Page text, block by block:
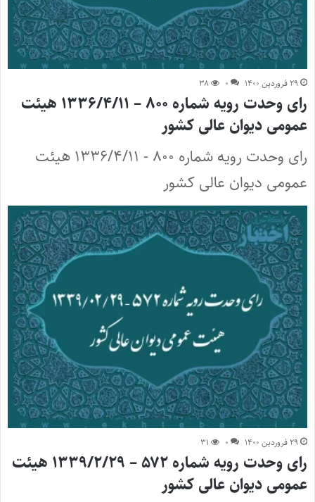
۲۹ فروردین ۱۴۰۰ ۰ ۳۸
رای وحدت رویه شماره ۸۰۰ – ۱۳۳۶/۴/۱۱ هیئت
عمومی دیوان عالی کشور
رای وحدت رویه شماره ۸۰۰ - ۱۳۳۶/۴/۱۱ هیئت
عمومی دیوان عالی کشور
۲۹ فروردین ۱۴۰۰ ۰ ۳۱
رای وحدت رویه شماره ۵۷۲ – ۱۳۳۹/۲/۲۹ هیئت
عمومی دیوان عالی کشور